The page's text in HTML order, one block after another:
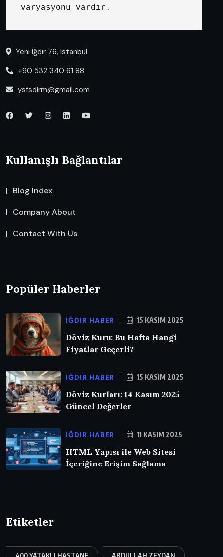
varyasyonu vardır.
Yeni Iğdır 76, Istanbul
+90 532 340 61 88
ysfsdirm@gmail.com
Kullanışlı Bağlantılar
Blog Index
Company About
Contact With Us
Popüler Haberler
IĞDIR HABER 15 KASIM 2025
Döviz Kuru: Bu Hafta Hangi
Fiyatlar Geçerli?
IĞDIR HABER 15 KASIM 2025
Döviz Kurları: 14 Kasım 2025
Güncel Değerler
IĞDIR HABER 11 KASIM 2025
HTML Yapısı ile Web Sitesi
İçeriğine Erişim Sağlama
Etiketler
400 YATAKLI HASTANE ABDULLAH ZEYDAN